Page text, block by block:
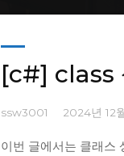
[c#] class
ssw3001 2024년 12
이번 글에서는 클래